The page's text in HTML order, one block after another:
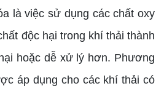
là việc sử dụng các chất oxy
độc hại trong khí thải thành
hoặc dễ xử lý hơn. Phương
áp dụng cho các khí thải có